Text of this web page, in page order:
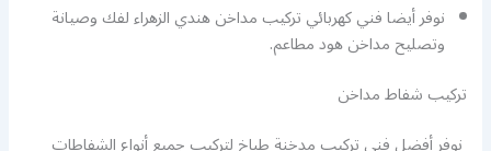
نوفر أيضا فني كهربائي تركيب مداخن هندي الزهراء لفك وصيانة
وتصليح مداخن هود مطاعم.
تركيب شفاط مداخن